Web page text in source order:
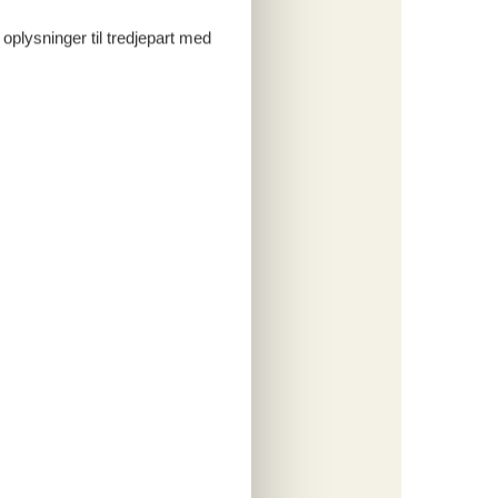
til tredjepart med